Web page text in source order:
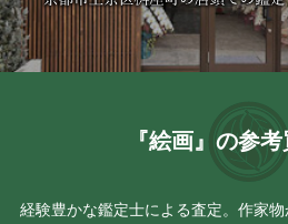
『絵画』の参
経験豊かな鑑定士による査定。作家